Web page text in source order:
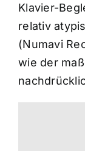
Klavier-
relativ
(Numavi
wie der